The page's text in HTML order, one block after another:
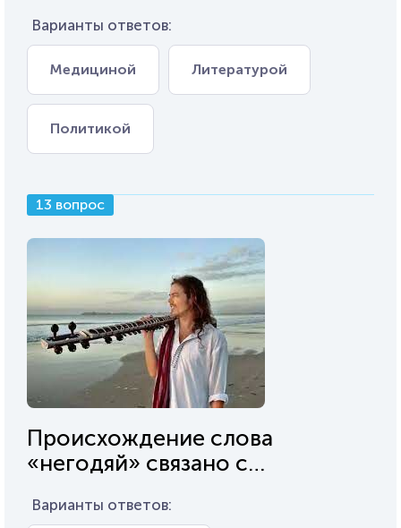
Варианты ответов:
Медициной Литературой
Политикой
13 вопрос
Происхождение слова
«негодяй» связано с…
Варианты ответов: